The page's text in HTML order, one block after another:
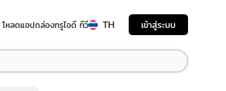
โหลดแอปกล่องทรูไอดี ทีวี TH เข้าสู่ระบบ